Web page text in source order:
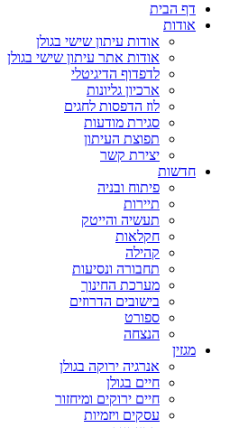
דף הבית
אודות
אודות עיתון שישי בגולן
אודות אתר עיתון שישי בגולן
לדפדוף הדיגיטלי
ארכיון גליונות
לוז הדפסות לחגים
סגירת מודעות
תפוצת העיתון
יצירת קשר
חדשות
פיתוח ובניה
תיירות
תעשיה והייטק
חקלאות
קהילה
תחבורה ונסיעות
מערכת החינוך
בישובים הדרוזים
ספורט
הנצחה
מגזין
אנרגיה ירוקה בגולן
חיים בגולן
חיים ירוקים ומיחזור
עסקים ויזמיות